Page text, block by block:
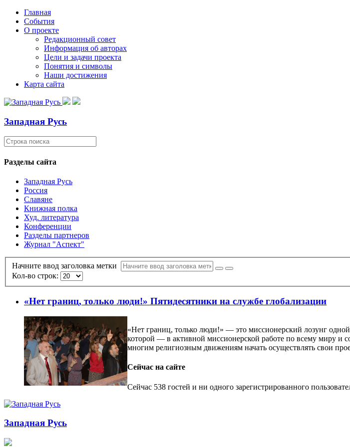
Главная
События
О проекте
Редакционный совет
Информация об авторах
Цели и задачи проекта
Понятия и символы
Наши достижения
Карта сайта
Западная Русь
Разделы сайта
Западная Русь
Россия
Славяне
Книжная полка
Худ. литература
Конференции
Разделы партнеров
Журнал "Аспект"
Начните ввод заголовка метки
Кол-во строк:
«Нет границ, только люди!» Пятидесятники на службе глобализации
«Нет границ, только люди!» — это миссионерский лозунг
которой — в активной миссионерской работе по всему миру и
многим религиозным движениям начать осуществлять свои
Сейчас на сайте
Сейчас 538 гостей и ни одного зарегистрированного
Западная Русь